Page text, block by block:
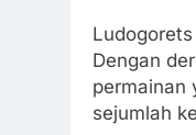
Dengan
permainan
sejumlah